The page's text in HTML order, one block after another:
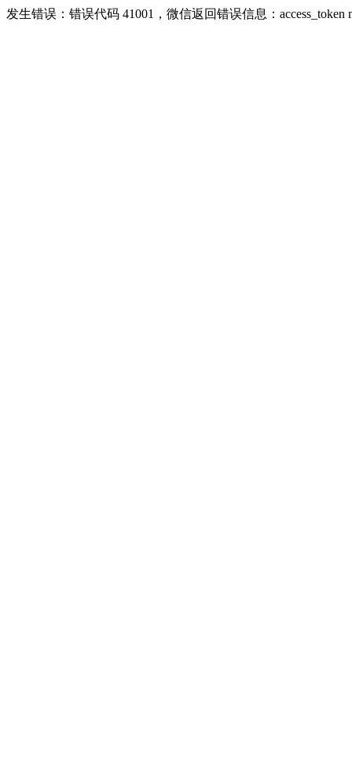
发生错误：错误代码 41001，微信返回错误信息：access_token